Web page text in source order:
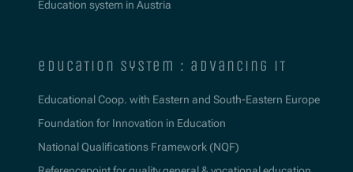
Education system in Austria
education system : advancing it
Educational Coop. with Eastern and South-Eastern Europe
Foundation for Innovation in Education
National Qualifications Framework (NQF)